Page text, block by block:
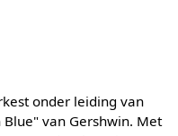
onder leiding van
van Gershwin. Met